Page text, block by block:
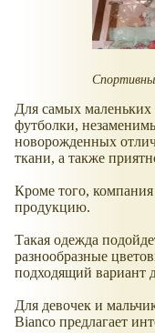
Для самых
футболки,
новорожденных
ткани, а также
Кроме того,
продукцию.
Такая одежда
разнообразные
подходящий вариант
Для девочек и
Bianco предлагает